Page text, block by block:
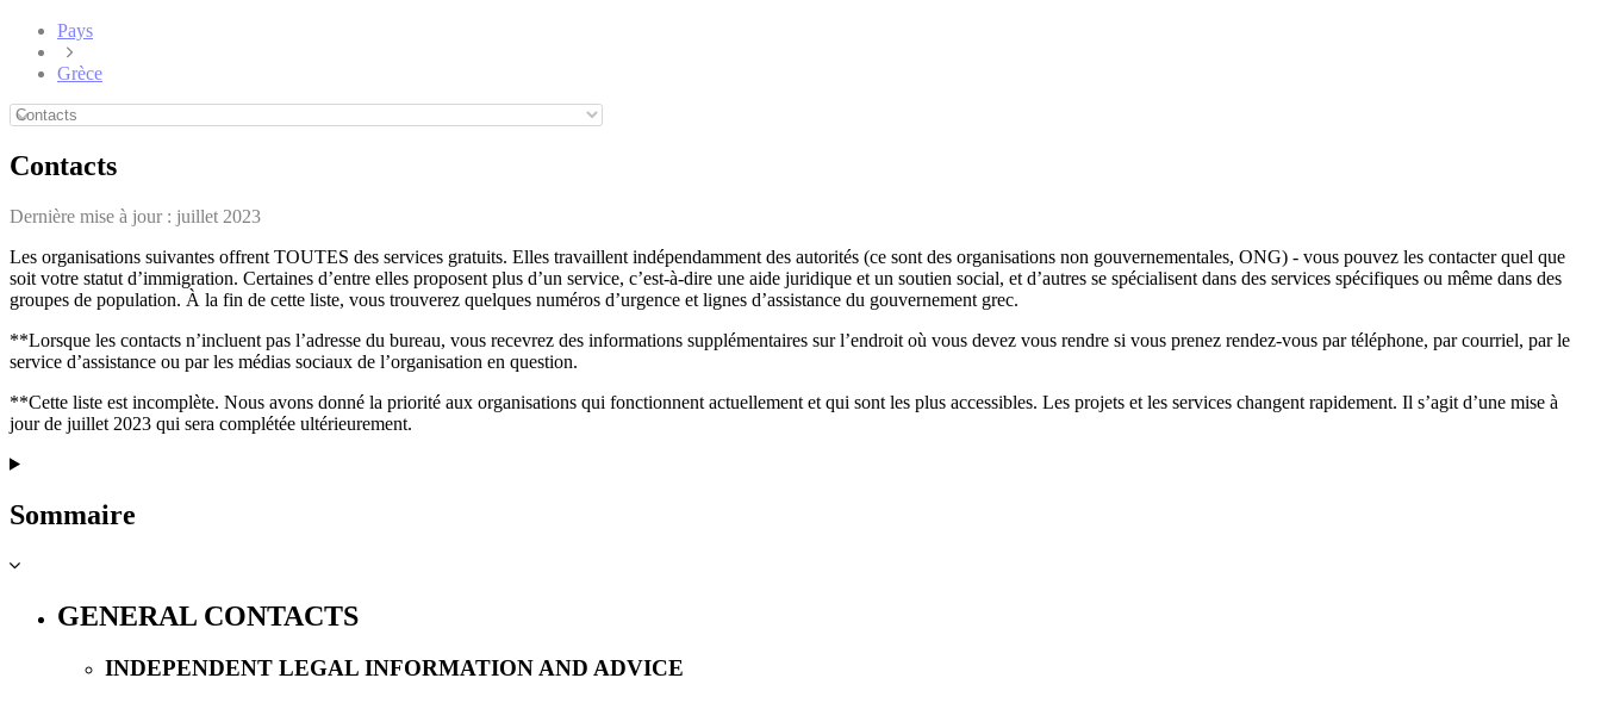
Pays
Grèce
Contacts
Dernière mise à jour : juillet 2023
Les organisations suivantes offrent TOUTES des services gratuits. Elles travaillent indépendamment des autorités (ce sont des organisations non gouvernementales, ONG) - vous pouvez les contacter quel que
soit votre statut d’immigration. Certaines d’entre elles proposent plus d’un service, c’est-à-dire une aide juridique et un soutien social, et d’autres se spécialisent dans des services spécifiques ou même dans des
groupes de population. À la fin de cette liste, vous trouverez quelques numéros d’urgence et lignes d’assistance du gouvernement grec.
**Lorsque les contacts n’incluent pas l’adresse du bureau, vous recevrez des informations supplémentaires sur l’endroit où vous devez vous rendre si vous prenez rendez-vous par téléphone, par courriel, par le
service d’assistance ou par les médias sociaux de l’organisation en question.
**Cette liste est incomplète. Nous avons donné la priorité aux organisations qui fonctionnent actuellement et qui sont les plus accessibles. Les projets et les services changent rapidement. Il s’agit d’une mise à
jour de juillet 2023 qui sera complétée ultérieurement.
Sommaire
GENERAL CONTACTS
INDEPENDENT LEGAL INFORMATION AND ADVICE